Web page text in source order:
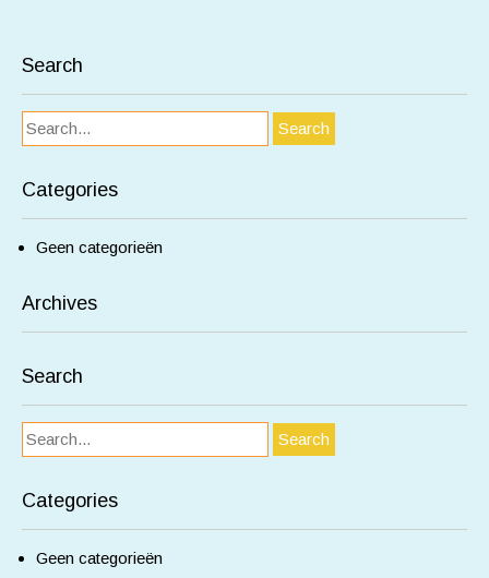
Search
Categories
Geen categorieën
Archives
Search
Categories
Geen categorieën